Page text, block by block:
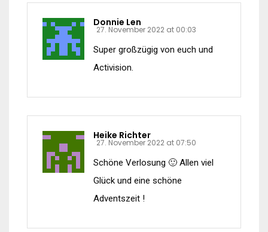
Donnie Len
27. November 2022 at 00:03
Super großzügig von euch und
Activision.
Heike Richter
27. November 2022 at 07:50
Schöne Verlosung 🙂 Allen viel
Glück und eine schöne
Adventszeit !